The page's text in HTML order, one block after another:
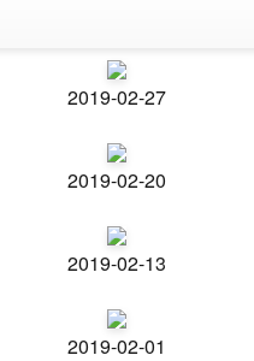
2019-02-27
2019-02-20
2019-02-13
2019-02-01